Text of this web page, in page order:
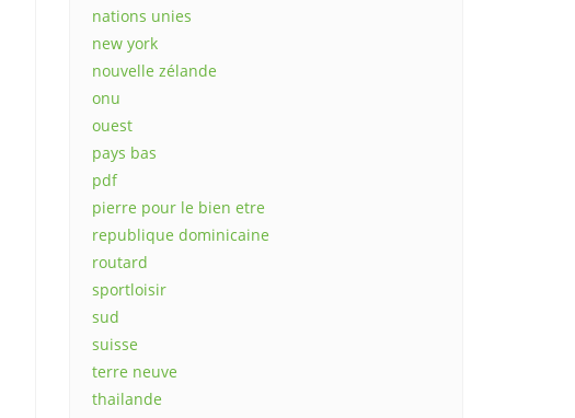
nations unies
new york
nouvelle zélande
onu
ouest
pays bas
pdf
pierre pour le bien etre
republique dominicaine
routard
sportloisir
sud
suisse
terre neuve
thailande